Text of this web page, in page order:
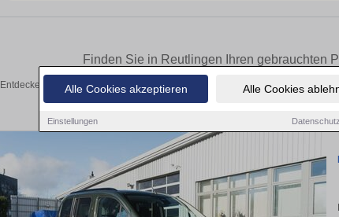
Alle Cookies akzeptieren Alle Cookies
Einstellungen
Finden Sie in Reutlingen Ihren gebrauchten
Entdecken Sie in Reutlingen gebrauchte Peugeot Fahrzeuge. Von
Reutlingen von